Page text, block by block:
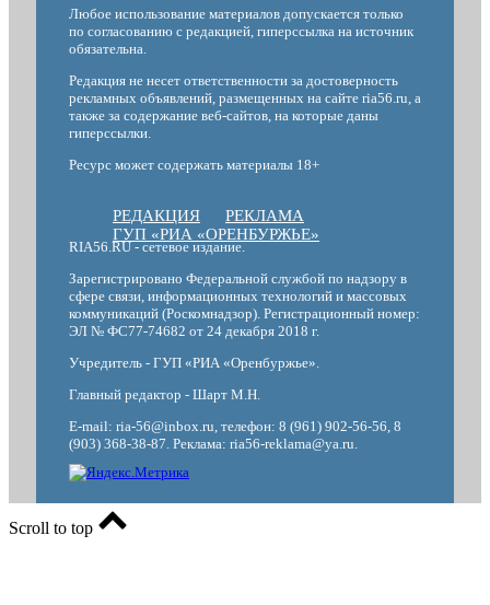
Любое использование материалов допускается только
по согласованию с редакцией, гиперссылка на источник
обязательна.
Редакция не несет ответственности за достоверность
рекламных объявлений, размещенных на сайте ria56.ru, а
также за содержание веб-сайтов, на которые даны
гиперссылки.
Ресурс может содержать материалы 18+
РЕДАКЦИЯ
РЕКЛАМА
ГУП «РИА «ОРЕНБУРЖЬЕ»
RIA56.RU - сетевое издание.
Зарегистрировано Федеральной службой по надзору в
сфере связи, информационных технологий и массовых
коммуникаций (Роскомнадзор). Регистрационный номер:
ЭЛ № ФС77-74682 от 24 декабря 2018 г.
Учредитель - ГУП «РИА «Оренбуржье».
Главный редактор - Шарт М.Н.
E-mail: ria-56@inbox.ru, телефон: 8 (961) 902-56-56, 8
(903) 368-38-87. Реклама: ria56-reklama@ya.ru.
Scroll to top